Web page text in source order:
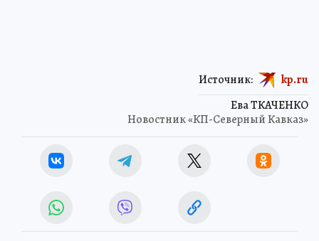
Ева ТКАЧЕНКО
Новостник «КП-Северный Кавказ»
Источник: kp.ru